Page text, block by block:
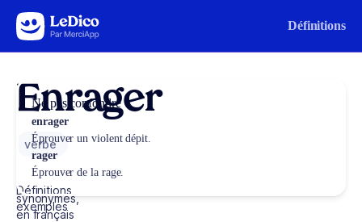
Aller au contenu Définitions
Enrager
verbe
Définitions,
synonymes,
exemples
en français
Ne pas confondre
enrager
Éprouver un violent dépit.
rager
Éprouver de la rage.